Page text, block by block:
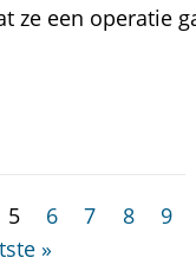
ze een operatie
5 6 7 8
9
»